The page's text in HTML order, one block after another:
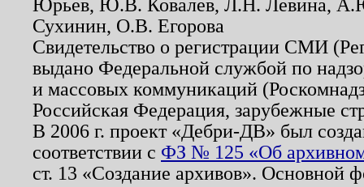
Юрьев, Ю.В. Ковалев, Л.Н. Левина,
Сухинин, О.В. Егорова
Свидетельство о регистрации СМИ
выдано Федеральной службой по
и массовых коммуникаций
Российская Федерация, зарубежные
В 2006 г. проект «Дебри-ДВ» был
соответствии с ФЗ № 125 «Об
ст. 13 «Создание архивов». Основной